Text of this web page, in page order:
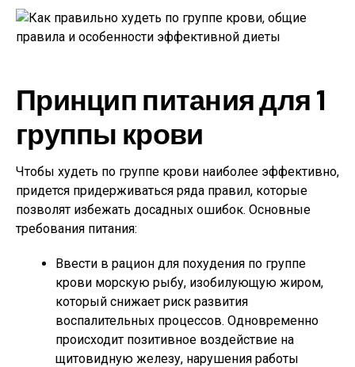
Принцип питания для 1
группы крови
Чтобы худеть по группе крови наиболее эффективно,
придется придерживаться ряда правил, которые
позволят избежать досадных ошибок. Основные
требования питания:
Ввести в рацион для похудения по группе
крови морскую рыбу, изобилующую жиром,
который снижает риск развития
воспалительных процессов. Одновременно
происходит позитивное воздействие на
щитовидную железу, нарушения работы